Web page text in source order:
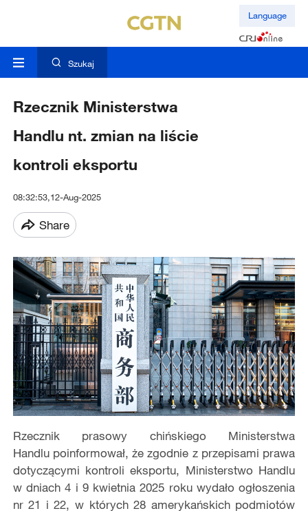
Language
Szukaj
Rzecznik Ministerstwa
Handlu nt. zmian na liście
kontroli eksportu
08:32:53,12-Aug-2025
Share
Rzecznik prasowy chińskiego Ministerstwa
Handlu poinformował, że zgodnie z przepisami prawa
dotyczącymi kontroli eksportu, Ministerstwo Handlu
w dniach 4 i 9 kwietnia 2025 roku wydało ogłoszenia
nr 21 i 22, w których 28 amerykańskich podmiotów